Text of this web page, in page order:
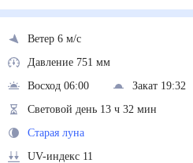
Ветер 6 м/с
Давление 751 мм
Восход 06:00
Закат 19:32
Световой день 13 ч 32 мин
Старая луна
UV-индекс 11